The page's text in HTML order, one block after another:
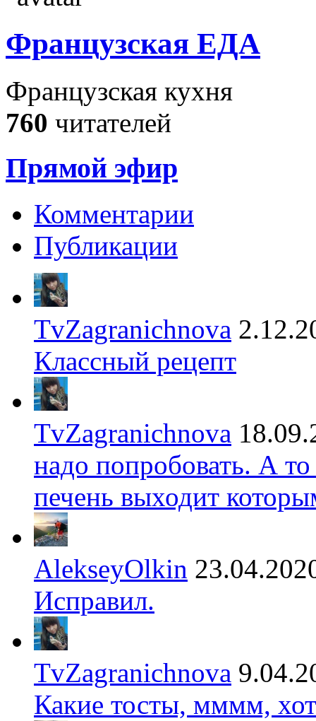
Французская ЕДА
Французская кухня
760 читателей
Прямой эфир
Комментарии
Публикации
TvZagranichnova
Классный рецепт
TvZagranichnova
надо попробовать. А
печень выходит
AlekseyOlkin
Исправил.
TvZagranichnova
Какие тосты, мммм,